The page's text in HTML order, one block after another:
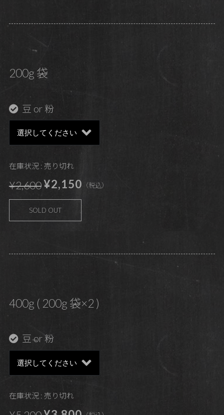
200g 袋
豆 or 粉
在庫状況 : 売り切れ
¥2,600¥2,150 （税込）
SOLD OUT
400g ( 200g 袋×2 )
豆 or 粉
在庫状況 : 売り切れ